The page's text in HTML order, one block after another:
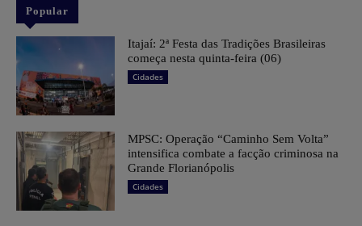
Popular
​Itajaí: 2ª Festa das Tradições Brasileiras
começa nesta quinta-feira (06)
Cidades
MPSC: Operação “Caminho Sem Volta”
intensifica combate a facção criminosa na
Grande Florianópolis
Cidades